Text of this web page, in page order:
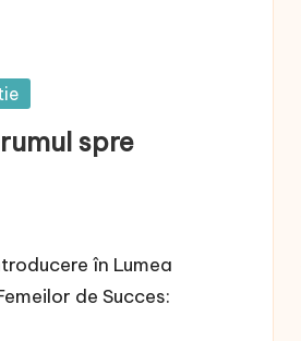
spre
în Lumea
de Succes: